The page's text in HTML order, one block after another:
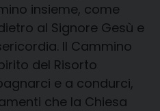
insieme, come
al Signore Gesù e
Il Cammino
del Risorto
e a condurci,
che la Chiesa